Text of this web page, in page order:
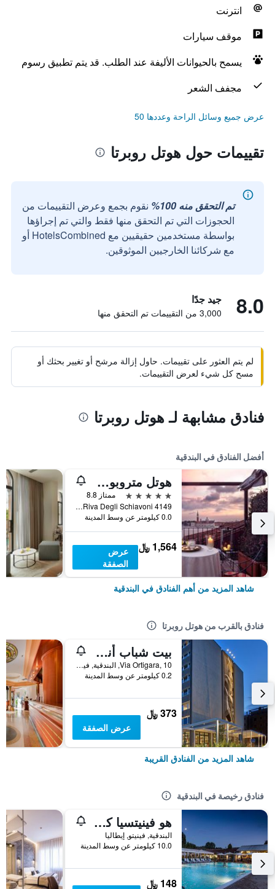
انترنت
موقف سيارات
يسمح بالحيوانات الأليفة عند الطلب. قد يتم تطبيق رسوم
مجفف الشعر
عرض جميع وسائل الراحة وعددها 50
تقييمات حول هوتل روبرتا
تم التحقق منه 100%
نقوم بجمع وعرض التقييمات من
الحجوزات التي تم التحقق منها فقط والتي تم إجراؤها
بواسطة مستخدمين حقيقيين مع HotelsCombined أو
مع شركائنا الخارجيين الموثوقين.
8.0 جيد جدًا
3,000 من التقييمات تم التحقق منها
لم يتم العثور على تقييمات. حاول إزالة مرشح أو تغيير بحثك أو
مسح كل شيء لعرض التقييمات.
فنادق مشابهة لـ هوتل روبرتا
أفضل الفنادق في البندقية
هوتل متروبول فينيتسيا
5 نجوم
ممتاز 8.8
Riva Degli Schiavoni 4149, البندقية, فينيتو, إيطاليا
0.0 كيلومتر عن وسط المدينة
1,564 ﷼
عرض
الصفقة
شاهد المزيد من أهم الفنادق في البندقية
فنادق بالقرب من هوتل روبرتا
بيت شباب أندا فينيس
Via Ortigara, 10, البندقية, فينيتو, إيطاليا
0.2 كيلومتر عن وسط المدينة
373 ﷼
عرض الصفقة
شاهد المزيد من الفنادق القريبة
فنادق رخيصة في البندقية
هو فينيتسيا كامبنج إن تاون
البندقية, فينيتو, إيطاليا
10.0 كيلومتر عن وسط المدينة
148 ﷼